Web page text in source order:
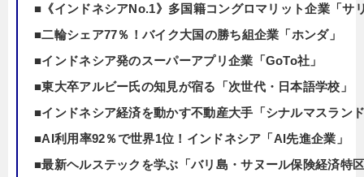
■《インドネシアNo.1》多国籍コングロマリット企業「サ
■二輪シェア77％！バイク大国の勝ち組企業「ホンダ」
■インドネシア発のスーパーアプリ企業「GoTo社」
■東大卒アルビー氏の知見が宿る「次世代・日本語学校」
■インドネシア経済を動かす不動産大手「シナルマスラン
■AI利用率92％で世界1位！インドネシア「AI先進企業」
■最新ヘルステックを学ぶ「バリ島・サヌール保険経済特